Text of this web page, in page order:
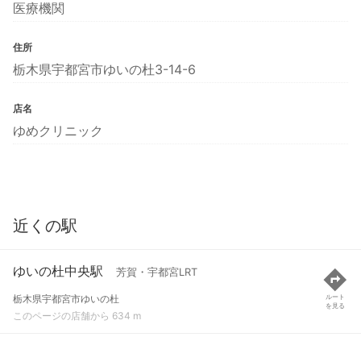
医療機関
住所
栃木県宇都宮市ゆいの杜3-14-6
店名
ゆめクリニック
近くの駅
ゆいの杜中央駅 芳賀・宇都宮LRT
栃木県宇都宮市ゆいの杜
このページの店舗から 634 m
ルート
を見る